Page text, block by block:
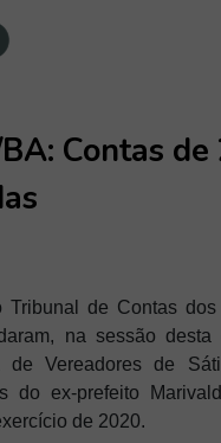
Contas de
Tribunal de Contas
na sessão desta
de Vereadores de
do ex-prefeito
de 2020.